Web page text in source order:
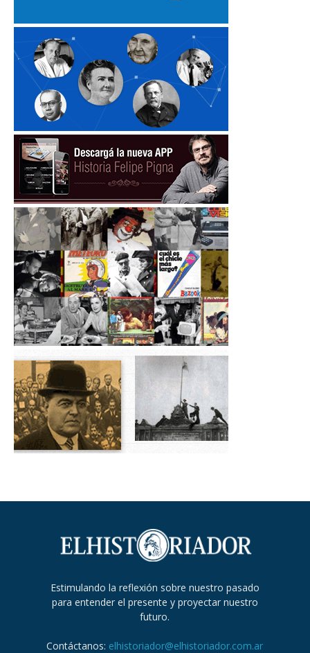
Estimulando la reflexión sobre nuestro pasado
para entender el presente y proyectar nuestro
futuro.
Contáctanos: elhistoriador@elhistoriador.com.ar